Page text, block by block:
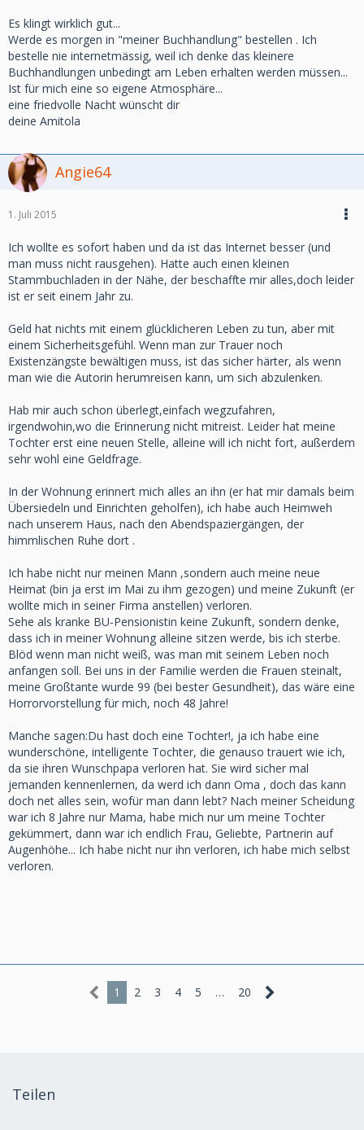
Es klingt wirklich gut...
Werde es morgen in "meiner Buchhandlung" bestellen . Ich
bestelle nie internetmässig, weil ich denke das kleinere
Buchhandlungen unbedingt am Leben erhalten werden müssen...
Ist für mich eine so eigene Atmosphäre...
eine friedvolle Nacht wünscht dir
deine Amitola
Angie64
1. Juli 2015
Ich wollte es sofort haben und da ist das Internet besser (und
man muss nicht rausgehen). Hatte auch einen kleinen
Stammbuchladen in der Nähe, der beschaffte mir alles,doch leider
ist er seit einem Jahr zu.
Geld hat nichts mit einem glücklicheren Leben zu tun, aber mit
einem Sicherheitsgefühl. Wenn man zur Trauer noch
Existenzängste bewältigen muss, ist das sicher härter, als wenn
man wie die Autorin herumreisen kann, um sich abzulenken.
Hab mir auch schon überlegt,einfach wegzufahren,
irgendwohin,wo die Erinnerung nicht mitreist. Leider hat meine
Tochter erst eine neuen Stelle, alleine will ich nicht fort, außerdem
sehr wohl eine Geldfrage.
In der Wohnung erinnert mich alles an ihn (er hat mir damals beim
Übersiedeln und Einrichten geholfen), ich habe auch Heimweh
nach unserem Haus, nach den Abendspaziergängen, der
himmlischen Ruhe dort .
Ich habe nicht nur meinen Mann ,sondern auch meine neue
Heimat (bin ja erst im Mai zu ihm gezogen) und meine Zukunft (er
wollte mich in seiner Firma anstellen) verloren.
Sehe als kranke BU-Pensionistin keine Zukunft, sondern denke,
dass ich in meiner Wohnung alleine sitzen werde, bis ich sterbe.
Blöd wenn man nicht weiß, was man mit seinem Leben noch
anfangen soll. Bei uns in der Familie werden die Frauen steinalt,
meine Großtante wurde 99 (bei bester Gesundheit), das wäre eine
Horrorvorstellung für mich, noch 48 Jahre!
Manche sagen:Du hast doch eine Tochter!, ja ich habe eine
wunderschöne, intelligente Tochter, die genauso trauert wie ich,
da sie ihren Wunschpapa verloren hat. Sie wird sicher mal
jemanden kennenlernen, da werd ich dann Oma , doch das kann
doch net alles sein, wofür man dann lebt? Nach meiner Scheidung
war ich 8 Jahre nur Mama, habe mich nur um meine Tochter
gekümmert, dann war ich endlich Frau, Geliebte, Partnerin auf
Augenhöhe... Ich habe nicht nur ihn verloren, ich habe mich selbst
verloren.
1 2 3 4 5 … 20
Teilen